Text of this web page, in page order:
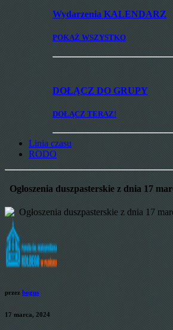
Wydarzenia KALENDARZ
POKAŻ WSZYSTKO
DOŁĄCZ DO GRUPY
DOŁĄCZ TERAZ!
Linia czasu
RODO
Ogłoszenia duszpasterskie z dnia 17
przez bogus
17 marca, 2024